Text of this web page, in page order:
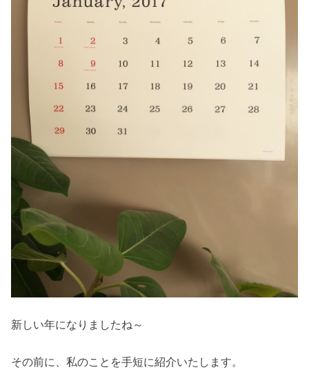
新しい年になりましたね～
その前に、私のことを手短に紹介いたします。